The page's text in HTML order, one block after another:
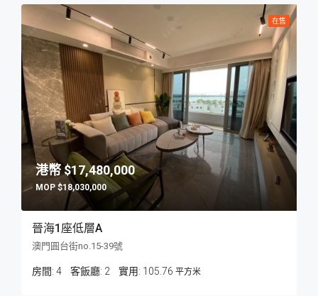
在售
$17,480,000
$18,030,000
晉海1座低層A
澳門圓台街no.15-39號
房間: 4 客飯廳: 2 105.76 平方米